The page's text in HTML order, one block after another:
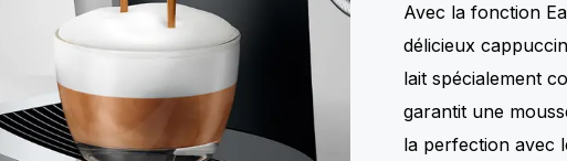
Avec la fonction
délicieux
lait spécialement
garantit une
la perfection avec